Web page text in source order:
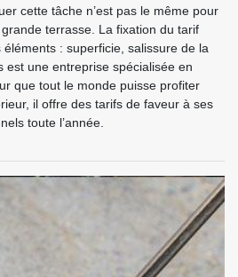
cette tâche n’est pas le même pour
terrasse. La fixation du tarif
: superficie, salissure de la
une entreprise spécialisée en
que tout le monde puisse profiter
il offre des tarifs de faveur à ses
toute l’année.